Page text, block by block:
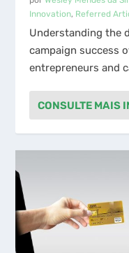
Innovation
Referred
Understanding the
campaign success
entrepreneurs and
CONSULTE MAIS